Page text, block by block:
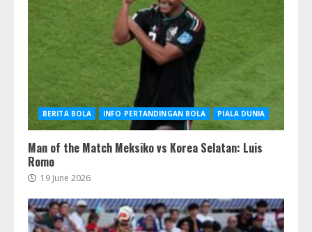
BERITA BOLA INFO PERTANDINGAN BOLA PIALA DUNIA
Man of the Match Meksiko vs Korea Selatan: Luis
Romo
19 June 2026